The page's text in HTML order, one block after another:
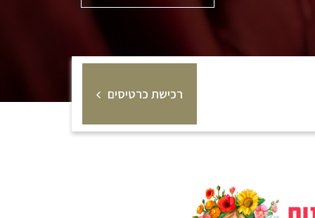
רכישת כרטיסים